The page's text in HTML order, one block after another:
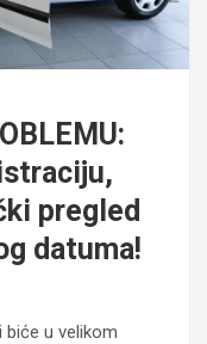
pregled
datuma!
biće u velikom